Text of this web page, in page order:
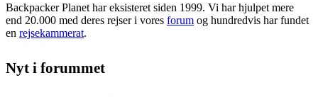
Backpacker Planet har eksisteret siden 1999. Vi har hjulpet mere
end 20.000 med deres rejser i vores forum og hundredvis har fundet
en rejsekammerat.
Nyt i forummet